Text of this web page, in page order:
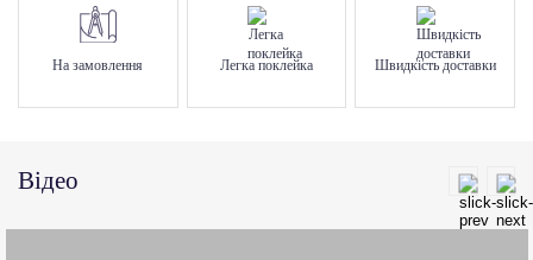
На замовлення Легка поклейка Швидкість доставки
Відео